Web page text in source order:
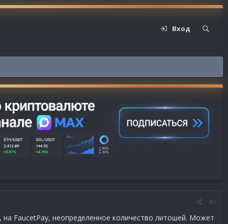
Вход
#1
FaucetPay, неопределенное количество литошей. Может